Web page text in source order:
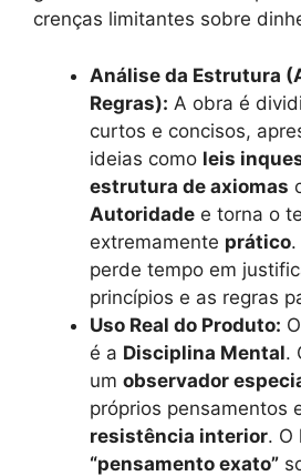
crenças limitantes sobre
Análise da Estrutura
Regras): A obra é
curtos e concisos,
ideias como leis
estrutura de axiomas
Autoridade e torna o
extremamente prático
perde tempo em
princípios e as regras
Uso Real do Produto: O
é a Disciplina Mental.
um observador
próprios pensamentos
resistência interior. O
“pensamento exato”